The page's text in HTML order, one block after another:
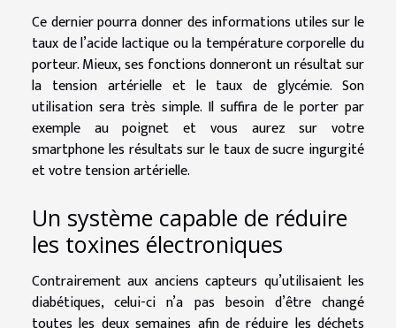
Ce dernier pourra donner des informations utiles sur le
taux de l’acide lactique ou la température corporelle du
porteur. Mieux, ses fonctions donneront un résultat sur
la tension artérielle et le taux de glycémie. Son
utilisation sera très simple. Il suffira de le porter par
exemple au poignet et vous aurez sur votre
smartphone les résultats sur le taux de sucre ingurgité
et votre tension artérielle.
Un système capable de réduire
les toxines électroniques
Contrairement aux anciens capteurs qu’utilisaient les
diabétiques, celui-ci n’a pas besoin d’être changé